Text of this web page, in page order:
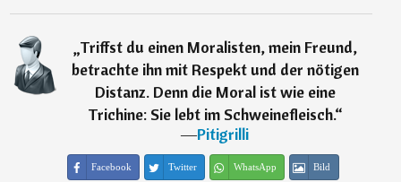
„Triffst du einen Moralisten, mein Freund,
betrachte ihn mit Respekt und der nötigen
Distanz. Denn die Moral ist wie eine
Trichine: Sie lebt im Schweinefleisch.“
―Pitigrilli
Facebook Twitter WhatsApp Bild